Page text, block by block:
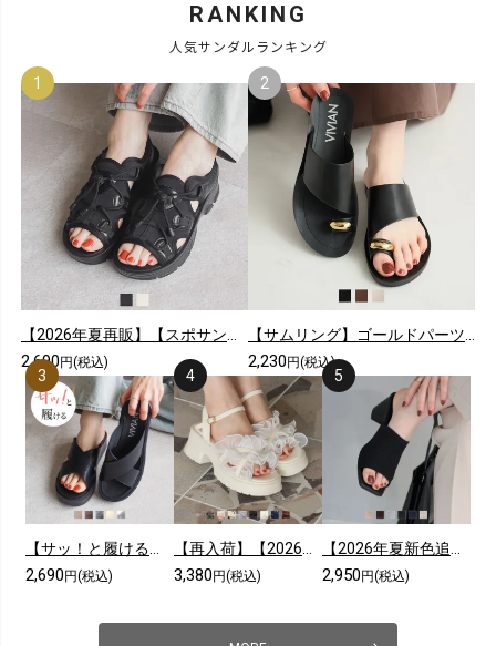
RANKING
人気サンダルランキング
【2026年夏再販】【スポサン】やわらかソールレースアップスニーカーサンダル
2,690 円(税込)
【サムリング】ゴールドパーツカジュアルコンフォートトングサンダル
2,230 円(税込)
【サッ！と履ける】【2026年夏新色追加】厚底コンフォートクロスサンダル
2,690 円(税込)
【再入荷】【2026年夏新色追加】シアークロスフリル厚底ストラップサンダル
3,380 円(税込)
【2026年夏新色追加】スクエアトゥニットミュールサンダル
2,950 円(税込)